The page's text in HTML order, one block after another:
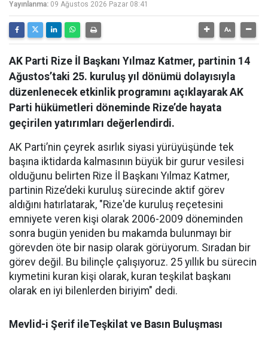
Yayınlanma: 09 Ağustos 2026 Pazar 08:41
AK Parti Rize İl Başkanı Yılmaz Katmer, partinin 14
Ağustos’taki 25. kuruluş yıl dönümü dolayısıyla
düzenlenecek etkinlik programını açıklayarak AK
Parti hükümetleri döneminde Rize’de hayata
geçirilen yatırımları değerlendirdi.
AK Parti’nin çeyrek asırlık siyasi yürüyüşünde tek
başına iktidarda kalmasının büyük bir gurur vesilesi
olduğunu belirten Rize İl Başkanı Yılmaz Katmer,
partinin Rize’deki kuruluş sürecinde aktif görev
aldığını hatırlatarak, "Rize'de kuruluş reçetesini
emniyete veren kişi olarak 2006-2009 döneminden
sonra bugün yeniden bu makamda bulunmayı bir
görevden öte bir nasip olarak görüyorum. Sıradan bir
görev değil. Bu bilinçle çalışıyoruz. 25 yıllık bu sürecin
kıymetini kuran kişi olarak, kuran teşkilat başkanı
olarak en iyi bilenlerden biriyim" dedi.
Mevlid-i Şerif ileTeşkilat ve Basın Buluşması